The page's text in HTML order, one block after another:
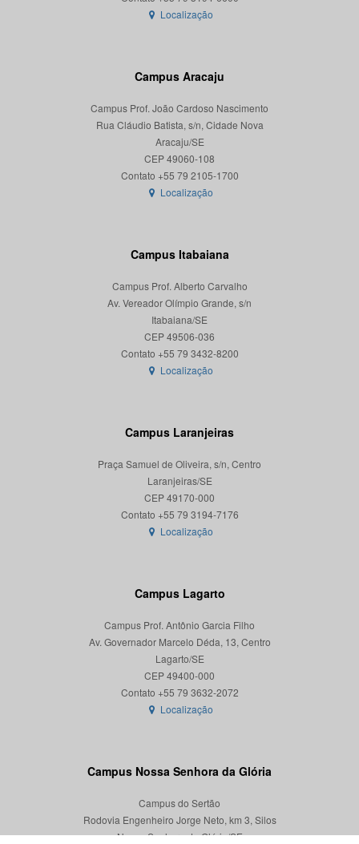
Localização
Campus Aracaju
Campus Prof. João Cardoso Nascimento
Rua Cláudio Batista, s/n, Cidade Nova
Aracaju/SE
CEP 49060-108
Localização
Campus Itabaiana
Campus Prof. Alberto Carvalho
Av. Vereador Olímpio Grande, s/n
Itabaiana/SE
CEP 49506-036
Localização
Campus Laranjeiras
Praça Samuel de Oliveira, s/n, Centro
Laranjeiras/SE
CEP 49170-000
Localização
Campus Lagarto
Campus Prof. Antônio Garcia Filho
Av. Governador Marcelo Déda, 13, Centro
Lagarto/SE
CEP 49400-000
Localização
Campus Nossa Senhora da Glória
Campus do Sertão
Rodovia Engenheiro Jorge Neto, km 3, Silos
Nossa Senhora da Glória/SE